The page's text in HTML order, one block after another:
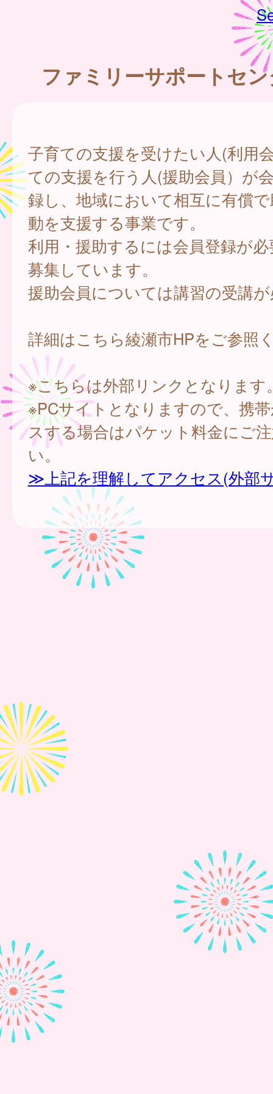
ファミリーサポートセ
子育ての支援を受けたい人(利用
ての支援を行う人(援助会員）が
録し、地域において相互に有償
動を支援する事業です。
利用・援助するには会員登録が
募集しています。
援助会員については講習の受講
詳細はこちら綾瀬市HPをご参照
※こちらは外部リンクとなります
※PCサイトとなりますので、携
スする場合はパケット料金にご
い。
≫上記を理解してアクセス(外部